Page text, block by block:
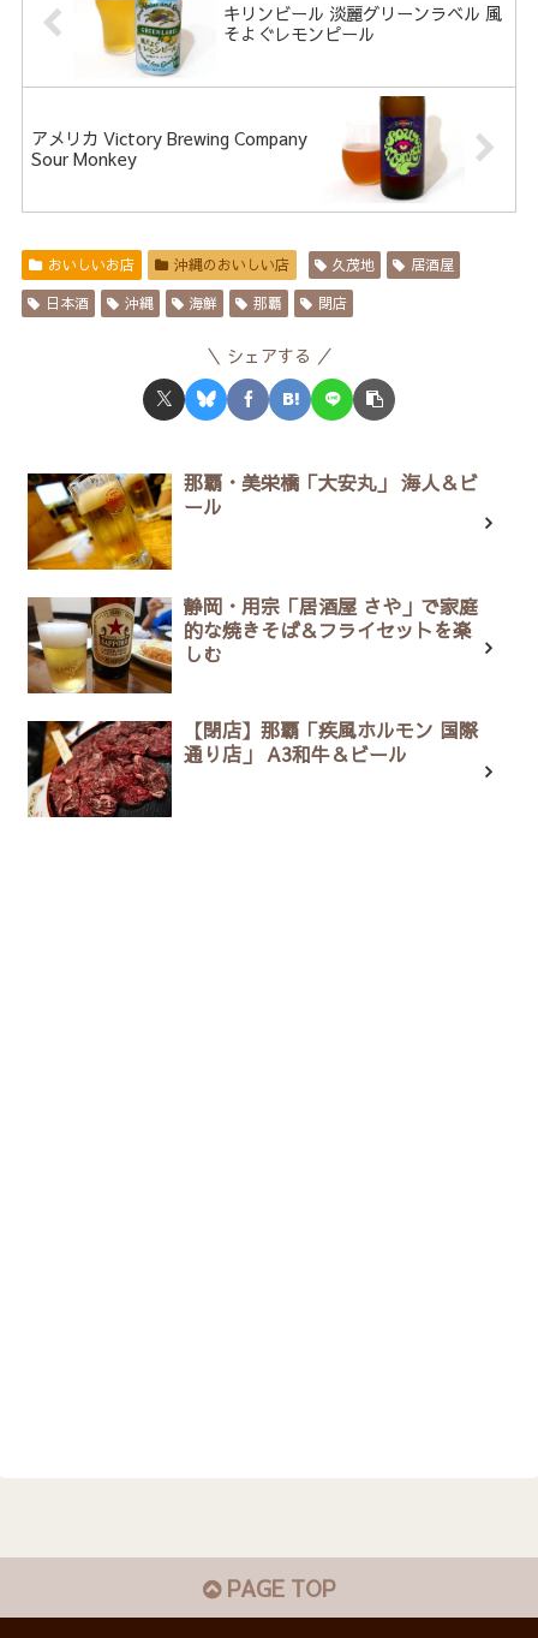
キリンビール 淡麗グリーンラベル 風
そよぐレモンピール
アメリカ Victory Brewing Company
Sour Monkey
おいしいお店 沖縄のおいしい店 久茂地
居酒屋
日本酒
沖縄 海鮮 那覇 閉店
シェアする
那覇・美栄橋「大安丸」 海人＆ビ
ール
静岡・用宗「居酒屋 さや」で家庭
的な焼きそば＆フライセットを楽
しむ
【閉店】那覇「疾風ホルモン 国際
通り店」 A3和牛＆ビール
PAGE TOP